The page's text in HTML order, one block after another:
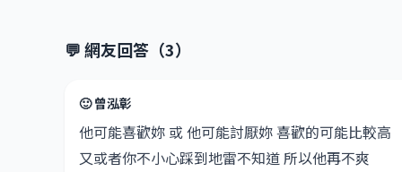
💬 網友回答（3）
🙂 曾泓彰
他可能喜歡妳 或 他可能討厭妳 喜歡的可能比較高
又或者你不小心踩到地雷不知道 所以他再不爽